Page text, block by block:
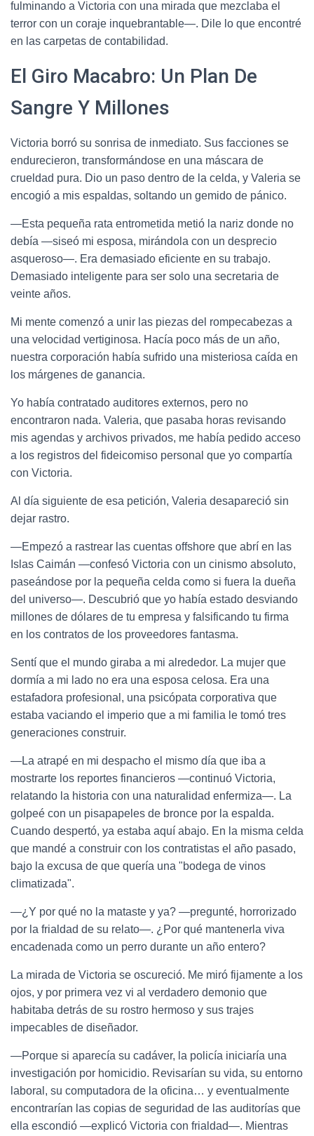
fulminando a Victoria con una mirada que mezclaba el
terror con un coraje inquebrantable—. Dile lo que encontré
en las carpetas de contabilidad.
El Giro Macabro: Un Plan De
Sangre Y Millones
Victoria borró su sonrisa de inmediato. Sus facciones se
endurecieron, transformándose en una máscara de
crueldad pura. Dio un paso dentro de la celda, y Valeria se
encogió a mis espaldas, soltando un gemido de pánico.
—Esta pequeña rata entrometida metió la nariz donde no
debía —siseó mi esposa, mirándola con un desprecio
asqueroso—. Era demasiado eficiente en su trabajo.
Demasiado inteligente para ser solo una secretaria de
veinte años.
Mi mente comenzó a unir las piezas del rompecabezas a
una velocidad vertiginosa. Hacía poco más de un año,
nuestra corporación había sufrido una misteriosa caída en
los márgenes de ganancia.
Yo había contratado auditores externos, pero no
encontraron nada. Valeria, que pasaba horas revisando
mis agendas y archivos privados, me había pedido acceso
a los registros del fideicomiso personal que yo compartía
con Victoria.
Al día siguiente de esa petición, Valeria desapareció sin
dejar rastro.
—Empezó a rastrear las cuentas offshore que abrí en las
Islas Caimán —confesó Victoria con un cinismo absoluto,
paseándose por la pequeña celda como si fuera la dueña
del universo—. Descubrió que yo había estado desviando
millones de dólares de tu empresa y falsificando tu firma
en los contratos de los proveedores fantasma.
Sentí que el mundo giraba a mi alrededor. La mujer que
dormía a mi lado no era una esposa celosa. Era una
estafadora profesional, una psicópata corporativa que
estaba vaciando el imperio que a mi familia le tomó tres
generaciones construir.
—La atrapé en mi despacho el mismo día que iba a
mostrarte los reportes financieros —continuó Victoria,
relatando la historia con una naturalidad enfermiza—. La
golpeé con un pisapapeles de bronce por la espalda.
Cuando despertó, ya estaba aquí abajo. En la misma celda
que mandé a construir con los contratistas el año pasado,
bajo la excusa de que quería una "bodega de vinos
climatizada".
—¿Y por qué no la mataste y ya? —pregunté, horrorizado
por la frialdad de su relato—. ¿Por qué mantenerla viva
encadenada como un perro durante un año entero?
La mirada de Victoria se oscureció. Me miró fijamente a los
ojos, y por primera vez vi al verdadero demonio que
habitaba detrás de su rostro hermoso y sus trajes
impecables de diseñador.
—Porque si aparecía su cadáver, la policía iniciaría una
investigación por homicidio. Revisarían su vida, su entorno
laboral, su computadora de la oficina… y eventualmente
encontrarían las copias de seguridad de las auditorías que
ella escondió —explicó Victoria con frialdad—. Mientras